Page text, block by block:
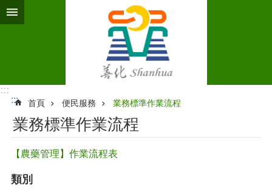
跳到主要內容區塊
:::
:::
首頁 便民服務 業務標準作業流程‭
業務標準作業流程‭
【農藥管理】作業流程表
類別